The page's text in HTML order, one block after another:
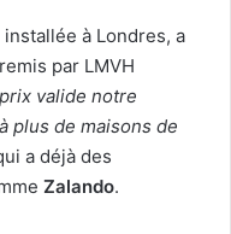
à Londres, a
par LMVH
valide notre
plus de maisons de
a déjà des
Zalando.